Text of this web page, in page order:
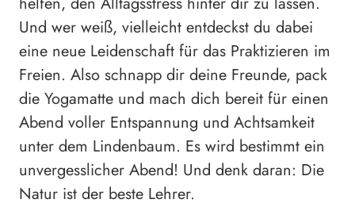
Und wer weiß, vielleicht entdeckst du dabei
eine neue Leidenschaft für das Praktizieren im
Freien. Also schnapp dir deine Freunde, pack
die Yogamatte und mach dich bereit für einen
Abend voller Entspannung und Achtsamkeit
unter dem Lindenbaum. Es wird bestimmt ein
unvergesslicher Abend! Und denk daran: Die
Natur ist der beste Lehrer.